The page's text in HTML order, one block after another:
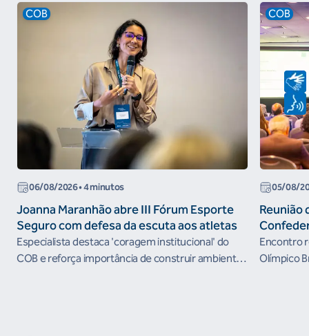
COB
06/08/2026• 4 minutos
Joanna Maranhão abre III Fórum Esporte
Seguro com defesa da escuta aos atletas
Especialista destaca 'coragem institucional' do
COB e reforça importância de construir ambientes
COB
05/08/
Reunião
the
Encontro
Olímpico